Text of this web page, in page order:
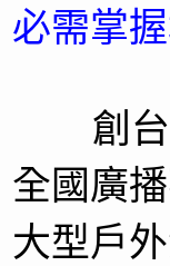
必需掌
創台之
全國廣
大型戶